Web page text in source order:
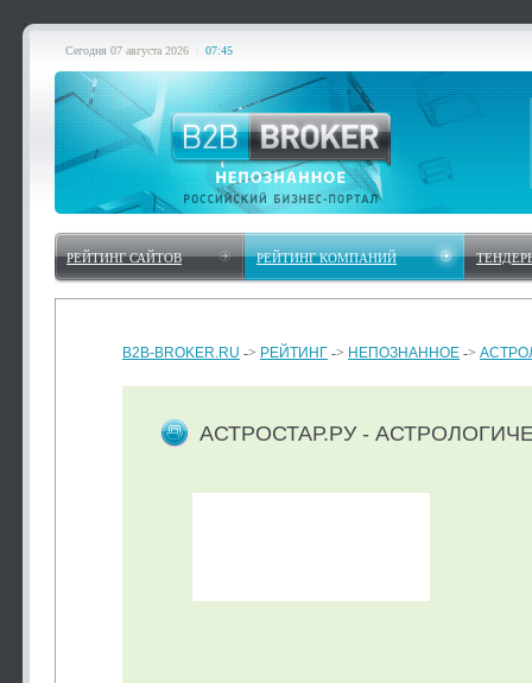
Сегодня 07 августа 2026 07:45
РЕЙТИНГ САЙТОВ РЕЙТИНГ КОМПАНИЙ
B2B-BROKER.RU -> РЕЙТИНГ -> НЕПОЗНАННОЕ ->
АСТРОСТАР.РУ -